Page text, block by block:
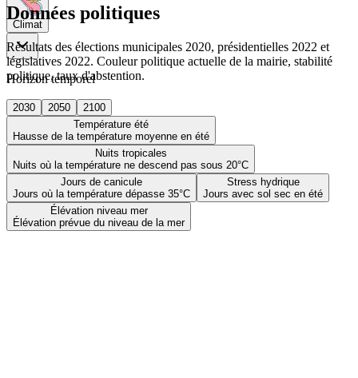
Climat
Horizon temporel
2030 2050
2100
Température été
Hausse de la température moyenne en été
Nuits tropicales
Nuits où la température ne descend pas sous 20°C
Jours de canicule
Jours où la température dépasse 35°C
Stress hydrique
Jours avec sol sec en été
Élévation niveau mer
Élévation prévue du niveau de la mer
Données politiques
Résultats des élections municipales 2020, présidentielles 2022 et
législatives 2022. Couleur politique actuelle de la mairie, stabilité
politique, taux d'abstention.